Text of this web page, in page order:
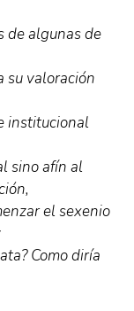
de algunas de
su valoración
institucional
sino afín al
el sexenio
Como diría